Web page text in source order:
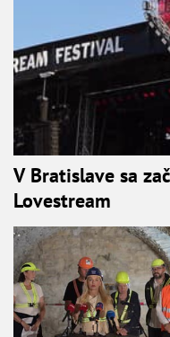
V Bratislave sa
Lovestream